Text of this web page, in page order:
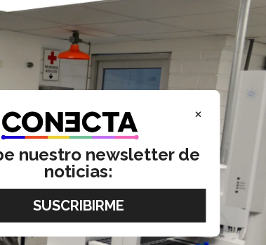
×
nuestro newsletter de
noticias: